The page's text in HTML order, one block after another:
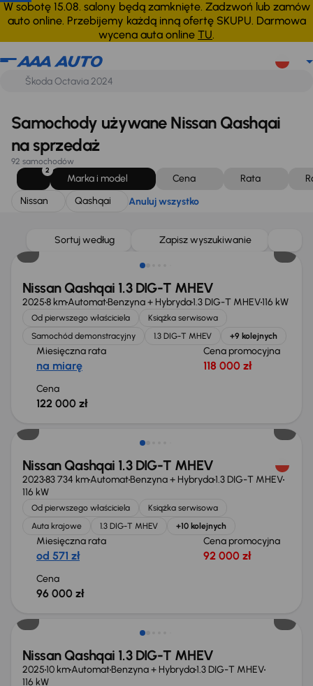
W sobotę 15.08. salony będą zamknięte. Zadzwoń lub zamów
auto online. Przebijemy każdą inną ofertę SKUPU. Darmowa
wycena auta online TU.
Nissan Qashqai Anuluj wszystko
Samochody używane Nissan Qashqai
na sprzedaż
92 samochodów
2
Marka i model Cena Rata
Nissan
Qashqai Anuluj wszystko
Sortuj według Zapisz wyszukiwanie
Od nowego taniej o 36 775 zł
Nissan Qashqai 1.3 DIG-T MHEV
20258 kmAutomatBenzyna + Hybryda1.3 DIG-T MHEV116 kW
Od pierwszego właściciela
Książka serwisowa
Samochód demonstracyjny
1.3 DIG-T MHEV +9 kolejnych
Miesięczna rata
na miarę
Cena promocyjna
118 000 zł
Cena
122 000 zł
Nissan Qashqai 1.3 DIG-T MHEV
202383 734 kmAutomatBenzyna + Hybryda1.3 DIG-T MHEV
116 kW
Od pierwszego właściciela
Książka serwisowa
Auta krajowe
1.3 DIG-T MHEV +10 kolejnych
Miesięczna rata
od 571 zł
Cena promocyjna
92 000 zł
Cena
96 000 zł
Extra zniżka 1 150 zł
Nissan Qashqai 1.3 DIG-T MHEV
202510 kmAutomatBenzyna + Hybryda1.3 DIG-T MHEV
116 kW